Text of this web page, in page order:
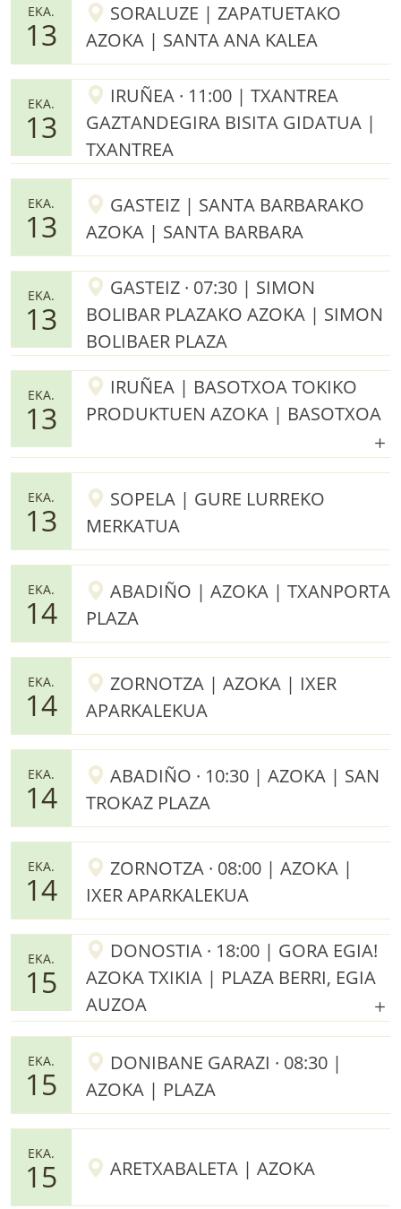
EKA.
13
SORALUZE | ZAPATUETAKO
AZOKA | SANTA ANA KALEA
EKA.
13
IRUÑEA · 11:00 | TXANTREA
GAZTANDEGIRA BISITA GIDATUA |
TXANTREA
EKA.
13
GASTEIZ | SANTA BARBARAKO
AZOKA | SANTA BARBARA
EKA.
13
GASTEIZ · 07:30 | SIMON
BOLIBAR PLAZAKO AZOKA | SIMON
BOLIBAER PLAZA
EKA.
13
IRUÑEA | BASOTXOA TOKIKO
PRODUKTUEN AZOKA | BASOTXOA
EKA.
13
SOPELA | GURE LURREKO
MERKATUA
EKA.
14
ABADIÑO | AZOKA | TXANPORTA
PLAZA
EKA.
14
ZORNOTZA | AZOKA | IXER
APARKALEKUA
EKA.
14
ABADIÑO · 10:30 | AZOKA | SAN
TROKAZ PLAZA
EKA.
14
ZORNOTZA · 08:00 | AZOKA |
IXER APARKALEKUA
EKA.
15
DONOSTIA · 18:00 | GORA EGIA!
AZOKA TXIKIA | PLAZA BERRI, EGIA
AUZOA
EKA.
15
DONIBANE GARAZI · 08:30 |
AZOKA | PLAZA
EKA.
15 ARETXABALETA | AZOKA